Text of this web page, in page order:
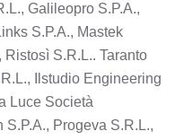
Galileopro S.P.A.,
S.P.A., Mastek
S.R.L.. Taranto
Ilstudio Engineering
Luce Società
Progeva S.R.L.,